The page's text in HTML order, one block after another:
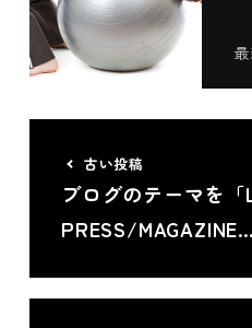
古い投稿
ブログのテーマを「
PRESS/MAGAZINE…